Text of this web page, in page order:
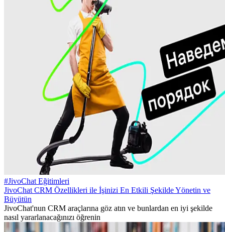
#JivoChat Eğitimleri
JivoChat CRM Özellikleri ile İşinizi En Etkili Şekilde Yönetin ve
Büyütün
JivoChat'nun CRM araçlarına göz atın ve bunlardan en iyi şekilde
nasıl yararlanacağınızı öğrenin